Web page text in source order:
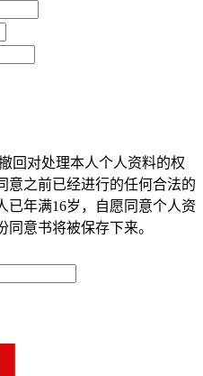
回对处理本人个人资料的权
意之前已经进行的任何合法的
已年满16岁，自愿同意个人资
意书将被保存下来。